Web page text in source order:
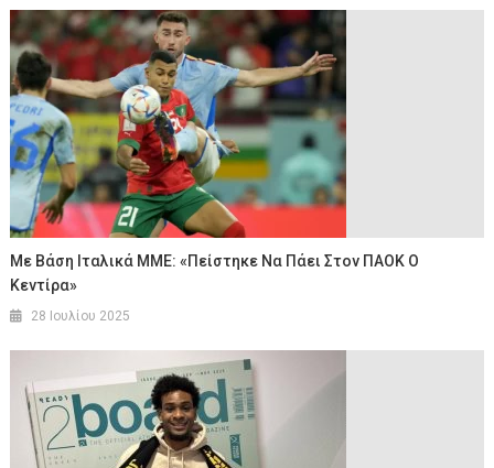
Με Βάση Ιταλικά ΜΜΕ: «Πείστηκε Να Πάει Στον ΠΑΟΚ Ο
Κεντίρα»
28 Ιουλίου 2025